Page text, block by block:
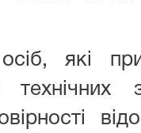
осіб, які